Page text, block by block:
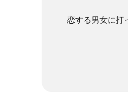
恋する男女に打